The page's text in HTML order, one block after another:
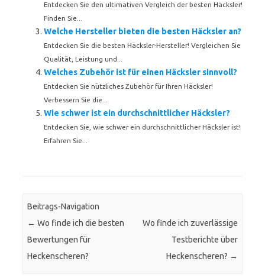
Entdecken Sie den ultimativen Vergleich der besten Häcksler!
Finden Sie...
Welche Hersteller bieten die besten Häcksler an?
Entdecken Sie die besten Häcksler-Hersteller! Vergleichen Sie
Qualität, Leistung und...
Welches Zubehör ist für einen Häcksler sinnvoll?
Entdecken Sie nützliches Zubehör für Ihren Häcksler!
Verbessern Sie die...
Wie schwer ist ein durchschnittlicher Häcksler?
Entdecken Sie, wie schwer ein durchschnittlicher Häcksler ist!
Erfahren Sie...
Beitrags-Navigation
← Wo finde ich die besten
Bewertungen für
Heckenscheren?
Wo finde ich zuverlässige
Testberichte über
Heckenscheren? →